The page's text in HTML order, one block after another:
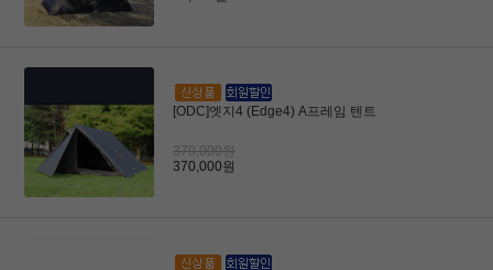
[ODC]엣지4 (Edge4) A프레임 텐트
370,000원
370,000원